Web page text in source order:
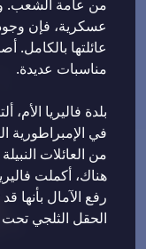
من عامة الشعب.
عسكرية، فإن
عائلتها بالكامل.
مناسبات عديدة.
بلدة فاليريا الأم،
في الإمبراطورية
من العائلات
هناك، أكملت
رفع الآمال بأنها
الحقل الثلجي تحت